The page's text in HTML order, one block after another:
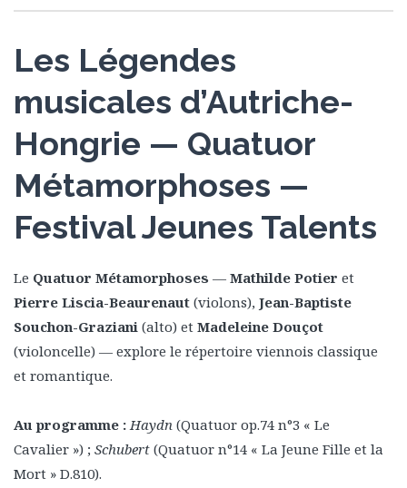
Les Légendes
musicales d’Autriche-
Hongrie — Quatuor
Métamorphoses —
Festival Jeunes Talents
Le Quatuor Métamorphoses — Mathilde Potier et
Pierre Liscia-Beaurenaut (violons), Jean-Baptiste
Souchon-Graziani (alto) et Madeleine Douçot
(violoncelle) — explore le répertoire viennois classique
et romantique.
Au programme : Haydn (Quatuor op.74 n°3 « Le
Cavalier ») ; Schubert (Quatuor n°14 « La Jeune Fille et la
Mort » D.810).